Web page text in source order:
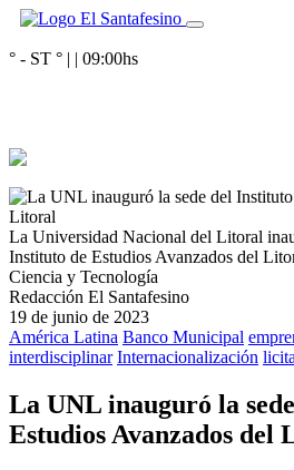
° - ST ° | | 09:00hs
La Universidad Nacional del Litoral
Instituto de Estudios Avanzados del
Ciencia y Tecnología
Redacción El Santafesino
19 de junio de 2023
América Latina Banco Municipal
interdisciplinar Internacionalización
La UNL inauguró la
Estudios Avanzados del